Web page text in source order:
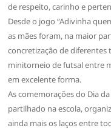
de respeito, carinho e
Desde o jogo “Adivinha
as mães foram, na maior
concretização de
minitorneio de futsal entre
em excelente forma.
As comemorações do Dia
partilhado na escola,
ainda mais os laços entre